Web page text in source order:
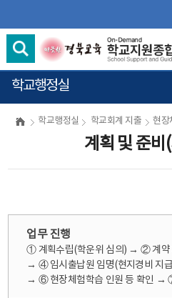
학교행정실
학교행정실 학교회계 지출 현장
계획 및 준비
업무 진행
① 계획수립(학운위 심의) → ② 계
→ ④ 임시출납원 임명(현지경비 지
→ ⑥ 현장체험학습 인원 등 확인 →